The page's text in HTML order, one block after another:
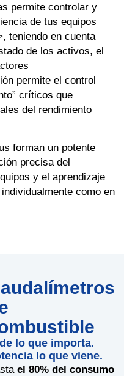
permite controlar y
de tus equipos
teniendo en cuenta
de los activos, el
permite el control
críticos que
del rendimiento
forman un potente
precisa del
y el aprendizaje
como en
lo que importa.
lo que viene.
el 80% del consumo